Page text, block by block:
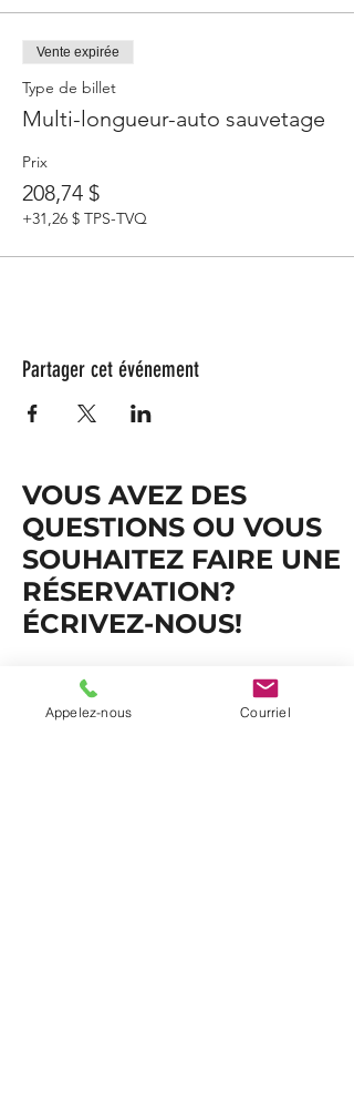
Vente expirée
Type de billet
Multi-longueur-auto sauvetage
Prix
208,74 $
+31,26 $ TPS-TVQ
Partager cet événement
VOUS AVEZ DES
QUESTIONS OU VOUS
SOUHAITEZ FAIRE UNE
RÉSERVATION?
ÉCRIVEZ-NOUS!
Nom et prénom
Appelez-nous Courriel